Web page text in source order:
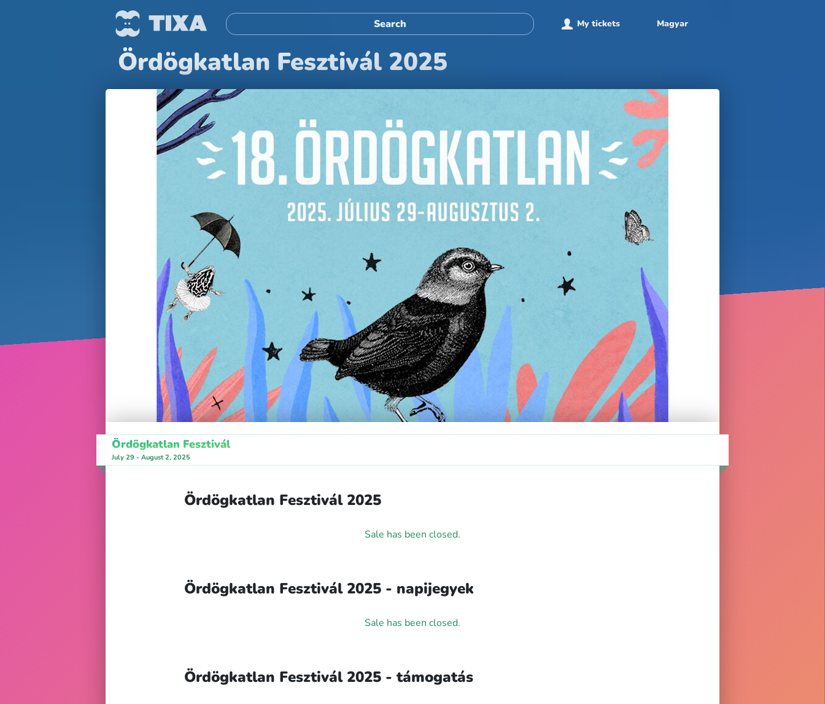
My tickets Magyar
Ördögkatlan Fesztivál 2025
Ördögkatlan Fesztivál
July 29 - August 2, 2025
Ördögkatlan Fesztivál 2025
Sale has been closed.
Ördögkatlan Fesztivál 2025 - napijegyek
Sale has been closed.
Ördögkatlan Fesztivál 2025 - támogatás